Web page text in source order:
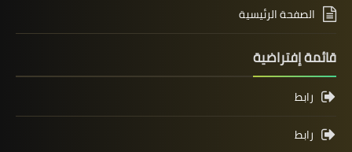
الصفحة الرئيسية
قائمة إفتراضية
رابط
رابط